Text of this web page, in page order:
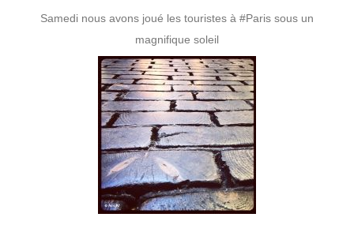
Samedi nous avons joué les touristes à #Paris sous un
magnifique soleil